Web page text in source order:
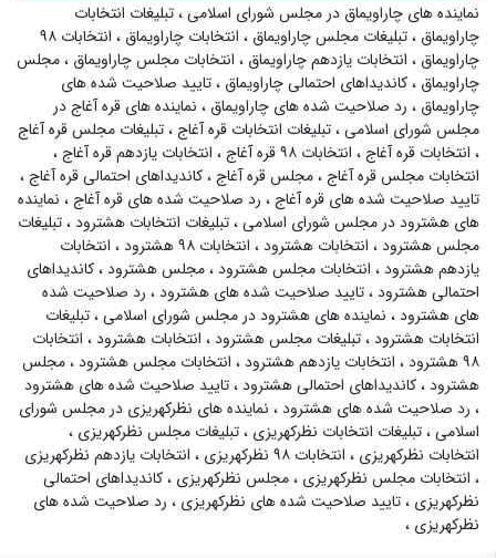
نماینده های چاراویماق در مجلس شورای اسلامی،تبلیغات انتخابات
چاراویماق ،تبلیغات مجلس چاراویماق ، انتخابات چاراویماق ،
انتخابات ۹۸
چاراویماق ، انتخابات یازدهم چاراویماق ، انتخابات مجلس چاراویماق ،مجلس
چاراویماق ،کاندیداهای احتمالی چاراویماق ،تایید صلاحیت شده های
چاراویماق ، رد صلاحیت شده های چاراویماق ، نماینده های قره آغاج در
مجلس شورای اسلامی،تبلیغات انتخابات قره آغاج،تبلیغات مجلس قره آغاج
، انتخابات قره آغاج، انتخابات ۹۸ قره آغاج ، انتخابات یازدهم قره آغاج،
انتخابات مجلس قره آغاج،مجلس قره آغاج،کاندیداهای احتمالی قره آغاج،
تایید صلاحیت شده های قره آغاج، رد صلاحیت شده های قره آغاج، نماینده
های هشترود در مجلس شورای اسلامی،تبلیغات انتخابات هشترود،تبلیغات
مجلس هشترود، انتخابات هشترود، انتخابات ۹۸ هشترود ، انتخابات
یازدهم هشترود، انتخابات مجلس هشترود،مجلس هشترود،کاندیداهای
احتمالی هشترود،تایید صلاحیت شده های هشترود، رد صلاحیت شده
های هشترود، نماینده های هشترود در مجلس شورای اسلامی،تبلیغات
انتخابات هشترود،تبلیغات مجلس هشترود، انتخابات هشترود، انتخابات
۹۸ هشترود
، انتخابات یازدهم هشترود، انتخابات مجلس هشترود،مجلس
هشترود،کاندیداهای احتمالی هشترود،تایید صلاحیت شده های هشترود
، رد صلاحیت شده های هشترود، نماینده های نظرکهریزی در مجلس شورای
اسلامی،تبلیغات انتخابات نظرکهریزی ،تبلیغات مجلس نظرکهریزی ،
انتخابات نظرکهریزی ، انتخابات ۹۸ نظرکهریزی ، انتخابات یازدهم نظرکهریزی
، انتخابات مجلس نظرکهریزی ،مجلس نظرکهریزی ،کاندیداهای احتمالی
نظرکهریزی ،تایید صلاحیت شده های نظرکهریزی ، رد صلاحیت شده های
نظرکهریزی ،